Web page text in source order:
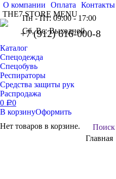
О компании Оплата
Контакты
THE7 STORE MENU
Пн - Пт: 09:00 - 17:00
Сб, Вс: Выходной
+7 (912) 616-000-8
Каталог
Спецодежда
Спецобувь
Респираторы
Средства защиты рук
Распродажа
0 Р0
В корзинуОформить
Нет товаров в корзине.
Поиск:
Поиск
Вы
Главная